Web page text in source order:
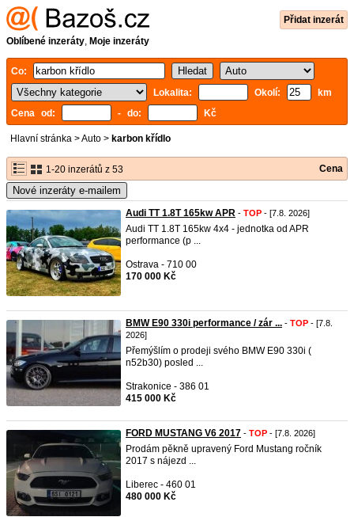
Přidat inzerát
Oblíbené inzeráty, Moje inzeráty
Co:
Lokalita:
Okolí:
km
Cena od:
- do: Kč
Hlavní stránka >Auto > karbon křídlo
1-20 inzerátů z 53 Cena
Nové inzeráty e-mailem
Audi TT 1.8T 165kw APR - TOP - [7.8. 2026]
Audi TT 1.8T 165kw 4x4 - jednotka od APR
performance (p ...
Ostrava - 710 00
170 000 Kč
BMW E90 330i performance / zár ... - TOP - [7.8.
2026]
Přemýšlím o prodeji svého BMW E90 330i (
n52b30) posled ...
Strakonice - 386 01
415 000 Kč
FORD MUSTANG V6 2017 - TOP - [7.8. 2026]
Prodám pěkně upravený Ford Mustang ročník
2017 s nájezd ...
Liberec - 460 01
480 000 Kč